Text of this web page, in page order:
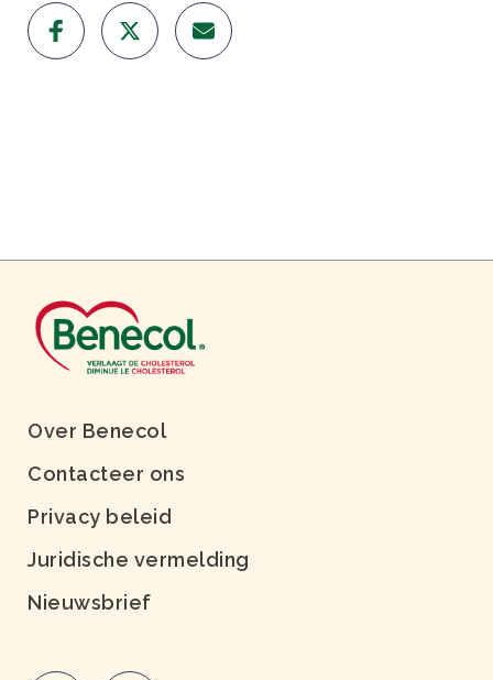
Over Benecol
Contacteer ons
Privacy beleid
Juridische vermelding
Nieuwsbrief